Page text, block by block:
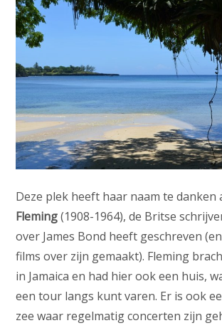
Deze plek heeft haar naam te danken
Fleming(1908-1964), de Britse
over James Bond heeft geschreven
films over zijn gemaakt). Fleming
in Jamaica en had hier ook een huis,
een tour langs kunt varen. Er is ook
zee waar regelmatig concerten zijn